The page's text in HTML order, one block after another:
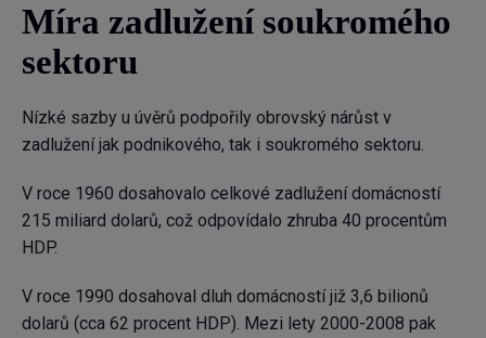
Míra zadlužení soukromého
sektoru
Nízké sazby u úvěrů podpořily obrovský nárůst v
zadlužení jak podnikového, tak i soukromého sektoru.
V roce 1960 dosahovalo celkové zadlužení domácností
215 miliard dolarů, což odpovídalo zhruba 40 procentům
HDP.
V roce 1990 dosahoval dluh domácností již 3,6 bilionů
dolarů (cca 62 procent HDP). Mezi lety 2000-2008 pak